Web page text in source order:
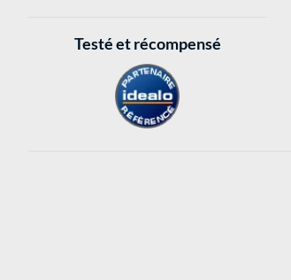
Testé et récompensé